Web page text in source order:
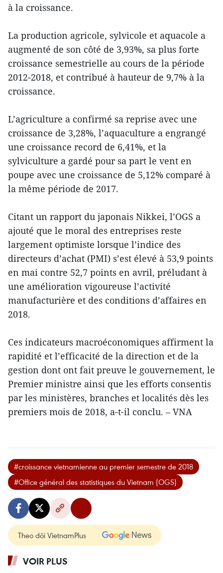
à la croissance.
La production agricole, sylvicole et aquacole a
augmenté de son côté de 3,93%, sa plus forte
croissance semestrielle au cours de la période
2012-2018, et contribué à hauteur de 9,7% à la
croissance.
L’agriculture a confirmé sa reprise avec une
croissance de 3,28%, l’aquaculture a engrangé
une croissance record de 6,41%, et la
sylviculture a gardé pour sa part le vent en
poupe avec une croissance de 5,12% comparé à
la même période de 2017.
Citant un rapport du japonais Nikkei, l’OGS a
ajouté que le moral des entreprises reste
largement optimiste lorsque l’indice des
directeurs d’achat (PMI) s’est élevé à 53,9 points
en mai contre 52,7 points en avril, préludant à
une amélioration vigoureuse l’activité
manufacturière et des conditions d’affaires en
2018.
Ces indicateurs macroéconomiques affirment la
rapidité et l’efficacité de la direction et de la
gestion dont ont fait preuve le gouvernement, le
Premier ministre ainsi que les efforts consentis
par les ministères, branches et localités dès les
premiers mois de 2018, a-t-il conclu. – VNA
#croissance vietnamienne au premier semestre de 2018
#Office général des statistiques du Vietnam (OGS)
Theo dõi VietnamPlus
VOIR PLUS